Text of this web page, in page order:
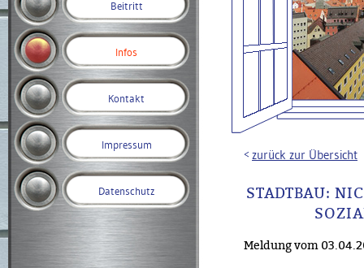
Beitritt
Infos
Kontakt
Impressum
Datenschutz
zurück zur Übersicht
STADTBAU:
Meldung vom